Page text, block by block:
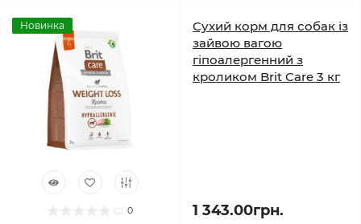
Новинка
0
Сухий корм для собак із
зайвою вагою
гіпоалергенний з
кроликом Brit Care 3 кг
1 343.00грн.